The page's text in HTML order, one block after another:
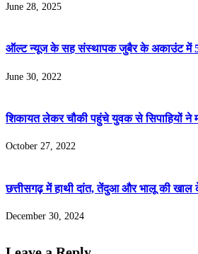
June 28, 2025
ऑल्ट न्यूज के सह संस्थापक जुबैर के अकाउंट में
June 30, 2022
शिकायत लेकर चौकी पहुंचे युवक से सिपाहियों ने
October 27, 2022
छत्तीसगढ़ में हाथी दांत, तेंदुआ और भालू की खाल
December 30, 2024